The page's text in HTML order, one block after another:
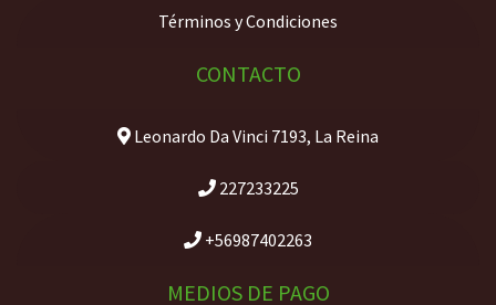
Términos y Condiciones
CONTACTO
Leonardo Da Vinci 7193, La Reina
227233225
+56987402263
MEDIOS DE PAGO